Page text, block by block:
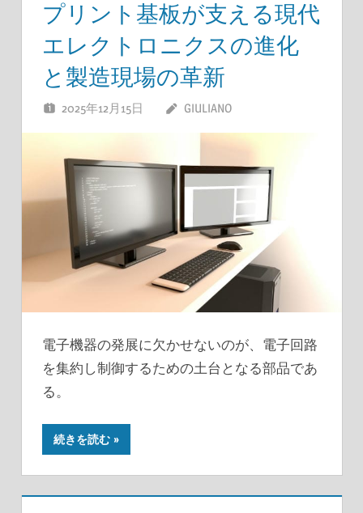
プリント基板が支える現代
エレクトロニクスの進化
と製造現場の革新
2025年12月15日 GIULIANO
電子機器の発展に欠かせないのが、電子回路
を集約し制御するための土台となる部品であ
る。
続きを読む